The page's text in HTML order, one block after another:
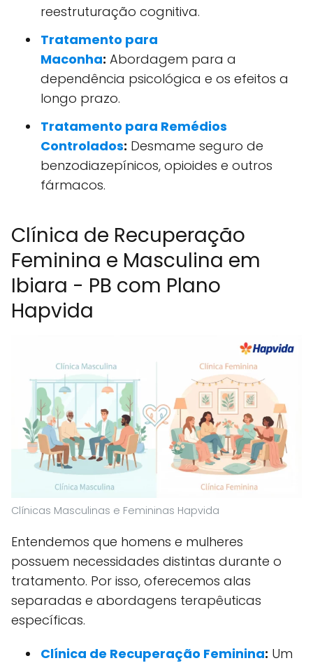
reestruturação cognitiva.
Tratamento para
Maconha: Abordagem para a
dependência psicológica e os efeitos a
longo prazo.
Tratamento para Remédios
Controlados: Desmame seguro de
benzodiazepínicos, opioides e outros
fármacos.
Clínica de Recuperação
Feminina e Masculina em
Ibiara - PB com Plano
Hapvida
Clínicas Masculinas e Femininas Hapvida
Entendemos que homens e mulheres
possuem necessidades distintas durante o
tratamento. Por isso, oferecemos alas
separadas e abordagens terapêuticas
específicas.
Clínica de Recuperação Feminina: Um